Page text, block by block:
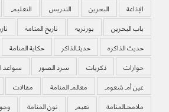
الإذاعة
البحرين التدريس التعليم
باب البحرين
بورتريه تاريخ المنامة
حديث الذاكرة
حديثـالذاكر حكاية المنامة
حوارات
ذكريات سرد الصور سواعد
عين أم شعوم
معالم المنامة مقالات
ملامحـالمنامة
نعيم نون المنامة